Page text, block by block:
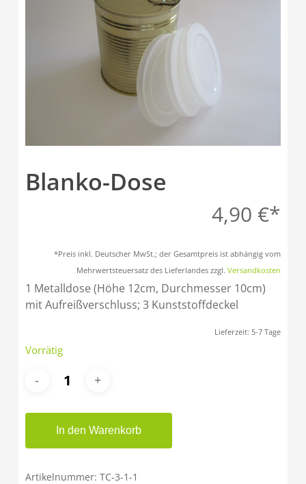
Blanko-Dose
4,90€
*Preis inkl. Deutscher MwSt.; der Gesamtpreis ist abhängig vom
Mehrwertsteuersatz des Lieferlandes zzgl.Versandkosten
1 Metalldose (Höhe 12cm, Durchmesser 10cm)
mit Aufreißverschluss; 3 Kunststoffdeckel
Lieferzeit: 5-7 Tage
Vorrätig
In den Warenkorb
Artikelnummer: TC-3-1-1